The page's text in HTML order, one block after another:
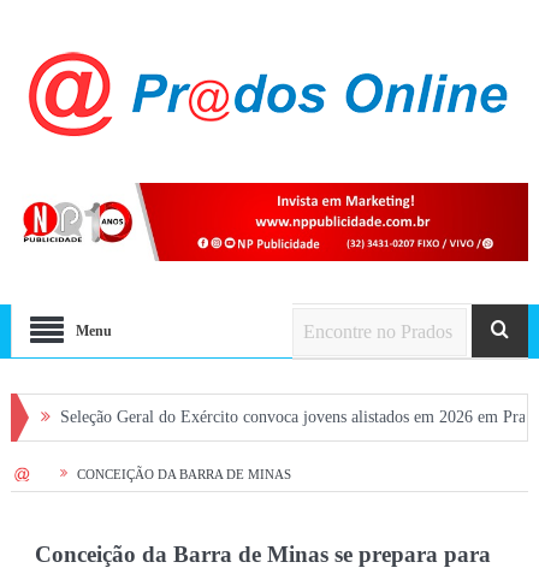
Menu
do Exército convoca jovens alistados em 2026 em Prados Dia dos Pais
HOME CONCEIÇÃO DA BARRA DE MINAS
Conceição da Barra de Minas se prepara para